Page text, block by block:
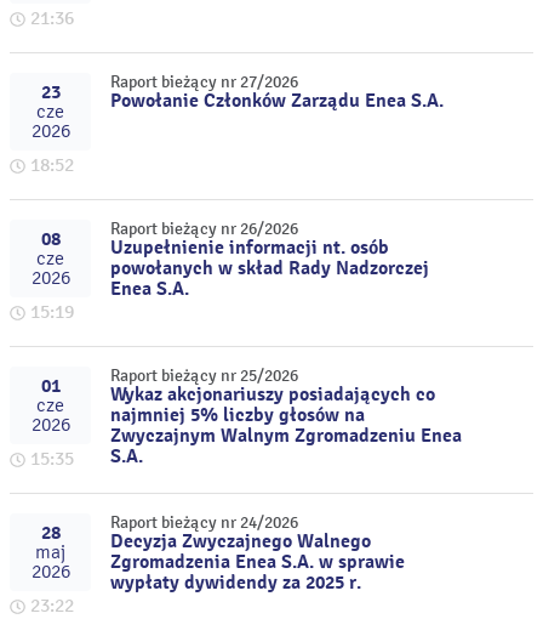
21:36
23
cze
2026
18:52
Raport bieżący nr 27/2026
Powołanie Członków Zarządu Enea S.A.
08
cze
2026
15:19
Raport bieżący nr 26/2026
Uzupełnienie informacji nt. osób
powołanych w skład Rady Nadzorczej
Enea S.A.
01
cze
2026
15:35
Raport bieżący nr 25/2026
Wykaz akcjonariuszy posiadających co
najmniej 5% liczby głosów na
Zwyczajnym Walnym Zgromadzeniu Enea
S.A.
28
maj
2026
23:22
Raport bieżący nr 24/2026
Decyzja Zwyczajnego Walnego
Zgromadzenia Enea S.A. w sprawie
wypłaty dywidendy za 2025 r.